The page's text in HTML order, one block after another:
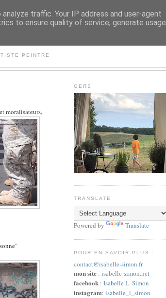
PEINTRE
moralisateurs,
GERS
TRANSLATE
Powered by Translate
POUR EN SAVOIR PLUS :
contact@isabelle-simon.fr
mon site : isabelle-simon.net
facebook : Isabelle L. Simon
instagram: isabelle_l_simon
traffic. Your IP address and user-agent
to ensure quality of service, generate usage